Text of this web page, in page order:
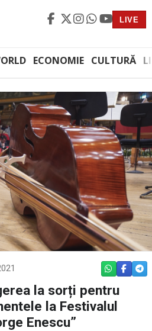
LIVE
ECONOMIE CULTURĂ
WHATSAPP
la sorți pentru
la Festivalul
Enescu”